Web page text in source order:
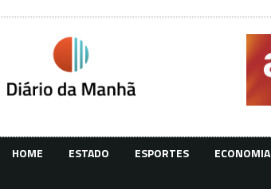
HOME ESTADO ESPORTES ECONOMIA